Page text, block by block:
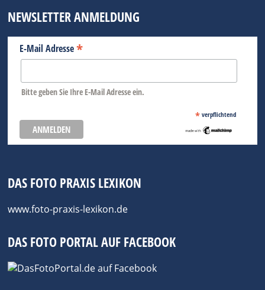
NEWSLETTER ANMELDUNG
E-Mail Adresse*
Bitte geben Sie Ihre E-Mail Adresse ein.
* verpflichtend
DAS FOTO PRAXIS LEXIKON
www.foto-praxis-lexikon.de
DAS FOTO PORTAL AUF FACEBOOK